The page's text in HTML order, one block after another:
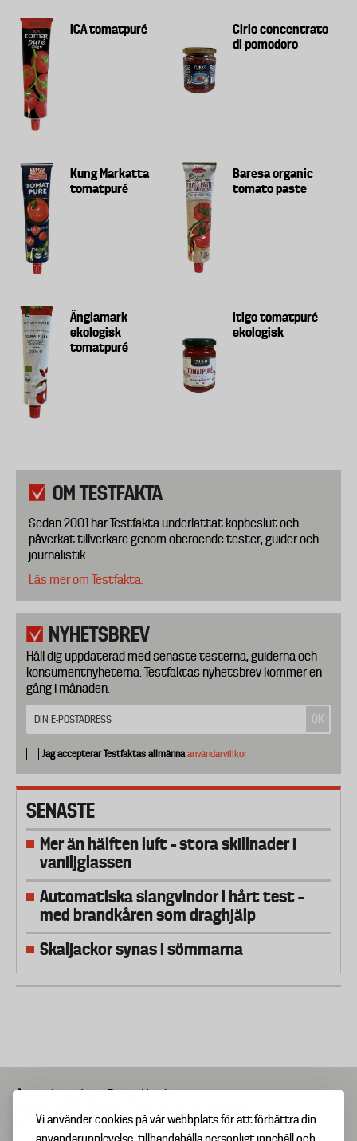
Vi använder cookies på vår webbplats för att förbättra din
ICA tomatpuré
Cirio concentrato
di pomodoro
Kung Markatta
tomatpuré
Baresa organic
tomato paste
Änglamark
ekologisk
tomatpuré
Itigo tomatpuré
ekologisk
OM TESTFAKTA
Sedan 2001 har Testfakta underlättat köpbeslut och
påverkat tillverkare genom oberoende tester, guider och
journalistik.
Läs mer om Testfakta.
NYHETSBREV
Håll dig uppdaterad med senaste testerna, guiderna och
konsumentnyheterna. Testfaktas nyhetsbrev kommer en
gång i månaden.
Jag accepterar Testfaktas allmännaanvändarvillkor
SENASTE
Mer än hälften luft – stora skillnader i
vaniljglassen
Automatiska slangvindor i hårt test –
med brandkåren som draghjälp
Skaljackor synas i sömmarna
Ansvarig utgivareBengt Vernberg
Adress
Drottninggatan 81A, 111 60 Stockholm
© Copyright 2025 Testfakta